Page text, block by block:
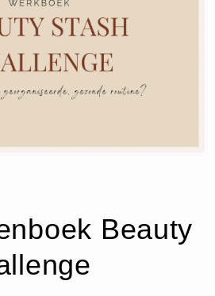
Beauty